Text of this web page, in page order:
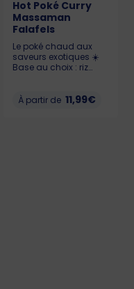
Hot Poké Curry
Massaman
Falafels
Le poké chaud aux
saveurs exotiques ☀️
Base au choix : riz
croustillants, Carottes
rôties miel et thym,
À partir de 11,99€